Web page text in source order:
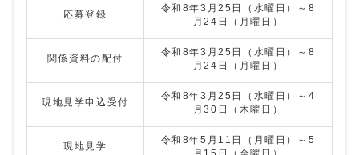
応募登録
令和8年3月25日（水曜日）～8
月24日（月曜日）
関係資料の配付
令和8年3月25日（水曜日）～8
月24日（月曜日）
現地見学申込受付
令和8年3月25日（水曜日）～4
月30日（木曜日）
現地見学
令和8年5月11日（月曜日）～5